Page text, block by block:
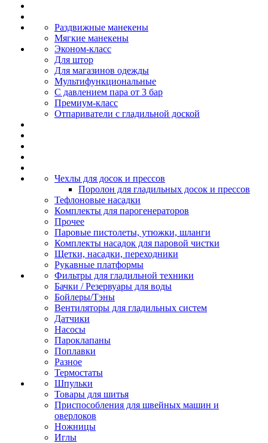
Раздвижные манекены
Мягкие манекены
Эконом-класс
Для штор
Для магазинов одежды
Мультифункциональные
С давлением пара от 3 бар
Премиум-класс
Отпариватели с гладильной доской
Чехлы для досок и прессов
Поролон для гладильных досок и прессов
Тефлоновые насадки
Комплекты для парогенераторов
Прочее
Паровые пистолеты, утюжки, шланги
Комплекты насадок для паровой чистки
Щетки, насадки, переходники
Рукавные платформы
Фильтры для гладильной техники
Бачки / Резервуары для воды
Бойлеры/Тэны
Вентиляторы для гладильных систем
Датчики
Насосы
Пароклапаны
Поплавки
Разное
Термостаты
Шпульки
Товары для шитья
Приспособления для швейных машин и
оверлоков
Ножницы
Иглы